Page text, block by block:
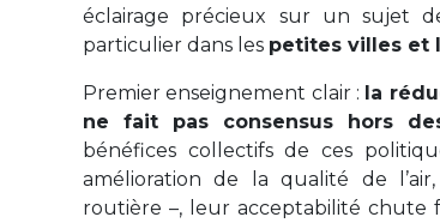
éclairage précieux sur un sujet
particulier dans les petites villes et
Premier enseignement clair : la
ne fait pas consensus hors
bénéfices collectifs de ces
amélioration de la qualité de
routière –, leur acceptabilité chute